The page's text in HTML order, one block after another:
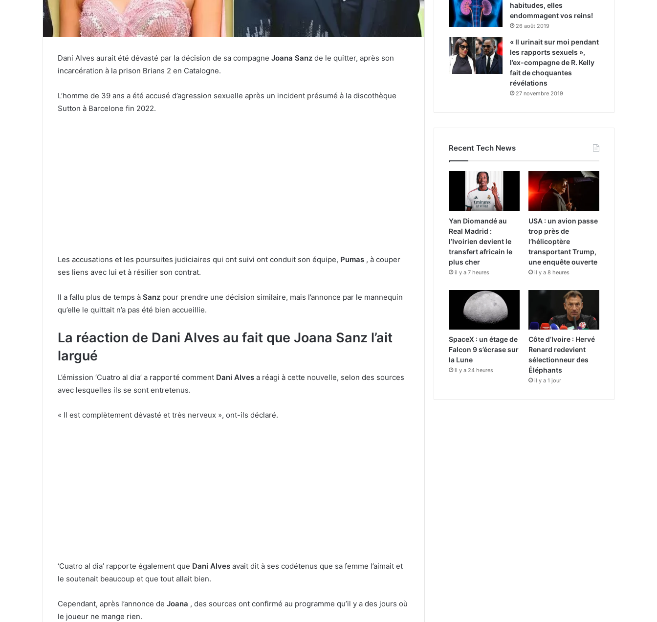
Dani Alves aurait été dévasté par la décision de sa compagne Joana Sanz de le quitter, après son
incarcération à la prison Brians 2 en Catalogne.
L’homme de 39 ans a été accusé d’agression sexuelle après un incident présumé à la discothèque
Sutton à Barcelone fin 2022.
Les accusations et les poursuites judiciaires qui ont suivi ont conduit son équipe, Pumas , à couper
ses liens avec lui et à résilier son contrat.
Il a fallu plus de temps à Sanz pour prendre une décision similaire, mais l’annonce par le mannequin
qu’elle le quittait n’a pas été bien accueillie.
La réaction de Dani Alves au fait que Joana Sanz l’ait
largué
L’émission ‘Cuatro al dia’ a rapporté comment Dani Alves a réagi à cette nouvelle, selon des sources
avec lesquelles ils se sont entretenus.
« Il est complètement dévasté et très nerveux », ont-ils déclaré.
‘Cuatro al dia’ rapporte également que Dani Alves avait dit à ses codétenus que sa femme l’aimait et
le soutenait beaucoup et que tout allait bien.
Cependant, après l’annonce de Joana , des sources ont confirmé au programme qu’il y a des jours où
le joueur ne mange rien.
habitudes, elles
endommagent vos reins!
26 août 2019
« Il urinait sur moi pendant
les rapports sexuels »,
l’ex-compagne de R. Kelly
fait de choquantes
révélations
27 novembre 2019
Recent Tech News
Yan Diomandé au
Real Madrid :
l’Ivoirien devient le
transfert africain le
plus cher
il y a 7 heures
USA : un avion passe
trop près de
l’hélicoptère
transportant Trump,
une enquête ouverte
il y a 8 heures
SpaceX : un étage de
Falcon 9 s’écrase sur
la Lune
il y a 24 heures
Côte d’Ivoire : Hervé
Renard redevient
sélectionneur des
Éléphants
il y a 1 jour